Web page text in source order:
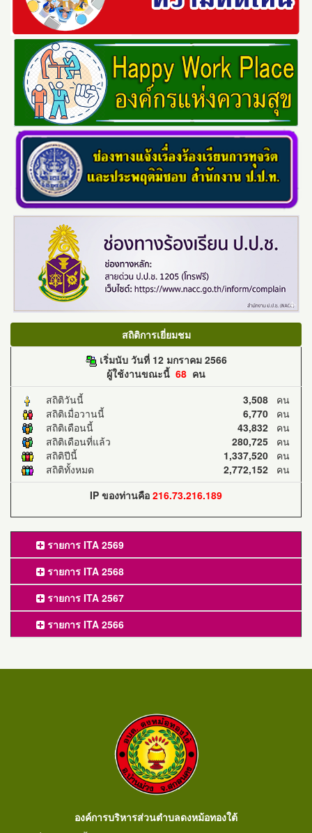
สถิติการเยี่ยมชม
เริ่มนับ วันที่ 12 มกราคม 2566
ผู้ใช้งานขณะนี้ 68 คน
สถิติวันนี้
3,508 คน
สถิติเมื่อวานนี้
6,770 คน
สถิติเดือนนี้
43,832 คน
สถิติเดือนที่แล้ว
280,725 คน
สถิติปีนี้
1,337,520 คน
สถิติทั้งหมด
2,772,152 คน
IP ของท่านคือ 216.73.216.189
รายการ ITA 2569
รายการ ITA 2568
รายการ ITA 2567
รายการ ITA 2566
องค์การบริหารส่วนตำบลดงหม้อทองใต้